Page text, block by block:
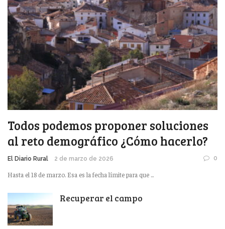
Todos podemos proponer soluciones
al reto demográfico ¿Cómo hacerlo?
El Diario Rural 2 de marzo de 2026 0
Hasta el 18 de marzo. Esa es la fecha límite para que ...
Recuperar el campo